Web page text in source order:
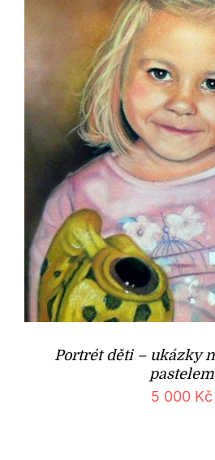
Portrét děti – ukázky
pastelem
5 000 Kč